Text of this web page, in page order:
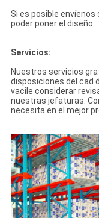
Si es posible
poder poner el diseño
Servicios:
Nuestros servicios
disposiciones del cad
vacile considerar
nuestras jefaturas.
necesita en el mejor